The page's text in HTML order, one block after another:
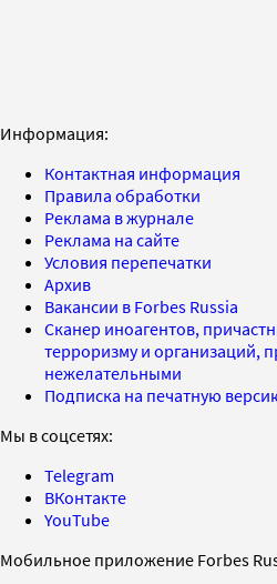
Информация:
Контактная информация
Правила обработки
Реклама в журнале
Реклама на сайте
Условия перепечатки
Архив
Вакансии в Forbes Russia
Сканер иноагентов,
терроризму и организаций,
нежелательными
Подписка на печатную
Мы в соцсетях:
Telegram
ВКонтакте
YouTube
Мобильное приложение Forbes